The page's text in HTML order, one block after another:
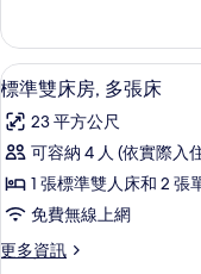
床,
相
連
客
房
的
所
有
套
房,
多
床,
相
客
房
詳
顯
示
標
準
雙
房,
6
標準雙床房, 多張床
23 平方公尺
可容納 4 人 (依實際入
1 張標準雙人床和 2 張
免費無線上網
更多資訊
更